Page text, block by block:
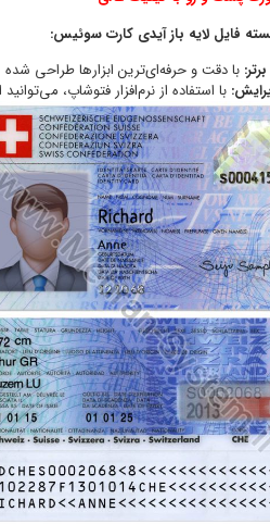
فایل لایه باز آیدی کارت سوئیس:
با دقت و حرفه‌ای‌ترین ابزارها طراحی
با استفاده از نرم‌افزار فتوشاپ،